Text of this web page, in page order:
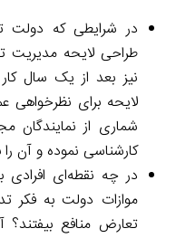
در شرایطی که دولت
طراحی لایحه مدیریت
نیز بعد از یک سال
لایحه برای
شماری از نمایندگان
کارشناسی نموده و آن
در چه نقطه‌ای افرادی
موازات دولت به فکر
تعارض منافع